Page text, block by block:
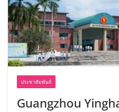
ประชาสัมพันธ์
Guangzhou